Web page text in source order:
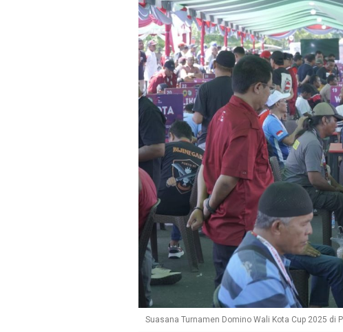
Suasana Turnamen Domino Wali Kota Cup 2025 di